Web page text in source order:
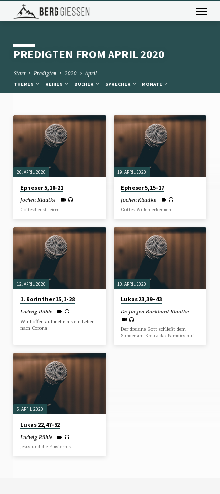
PREDIGTEN FROM APRIL 2020
Start Predigten 2020 April
THEMEN REIHEN BÜCHER SPRECHER MONATE
PREDIGTEN
FROM
APRIL
2020
26. APRIL 2020
Epheser 5,18-21
Jochen Klautke
Gottesdienst feiern
19. APRIL 2020
Epheser 5,15-17
Jochen Klautke
Gottes Willen erkennen
12. APRIL 2020
1. Korinther 15,1-28
Ludwig Rühle
Wir hoffen auf mehr, als ein Leben
nach Corona
10. APRIL 2020
Lukas 23,39–43
Dr. Jürgen-Burkhard Klautke
Der dreieine Gott schließt dem
Sünder am Kreuz das Paradies auf
5. APRIL 2020
Lukas 22,47-62
Ludwig Rühle
Jesus und die Finsternis